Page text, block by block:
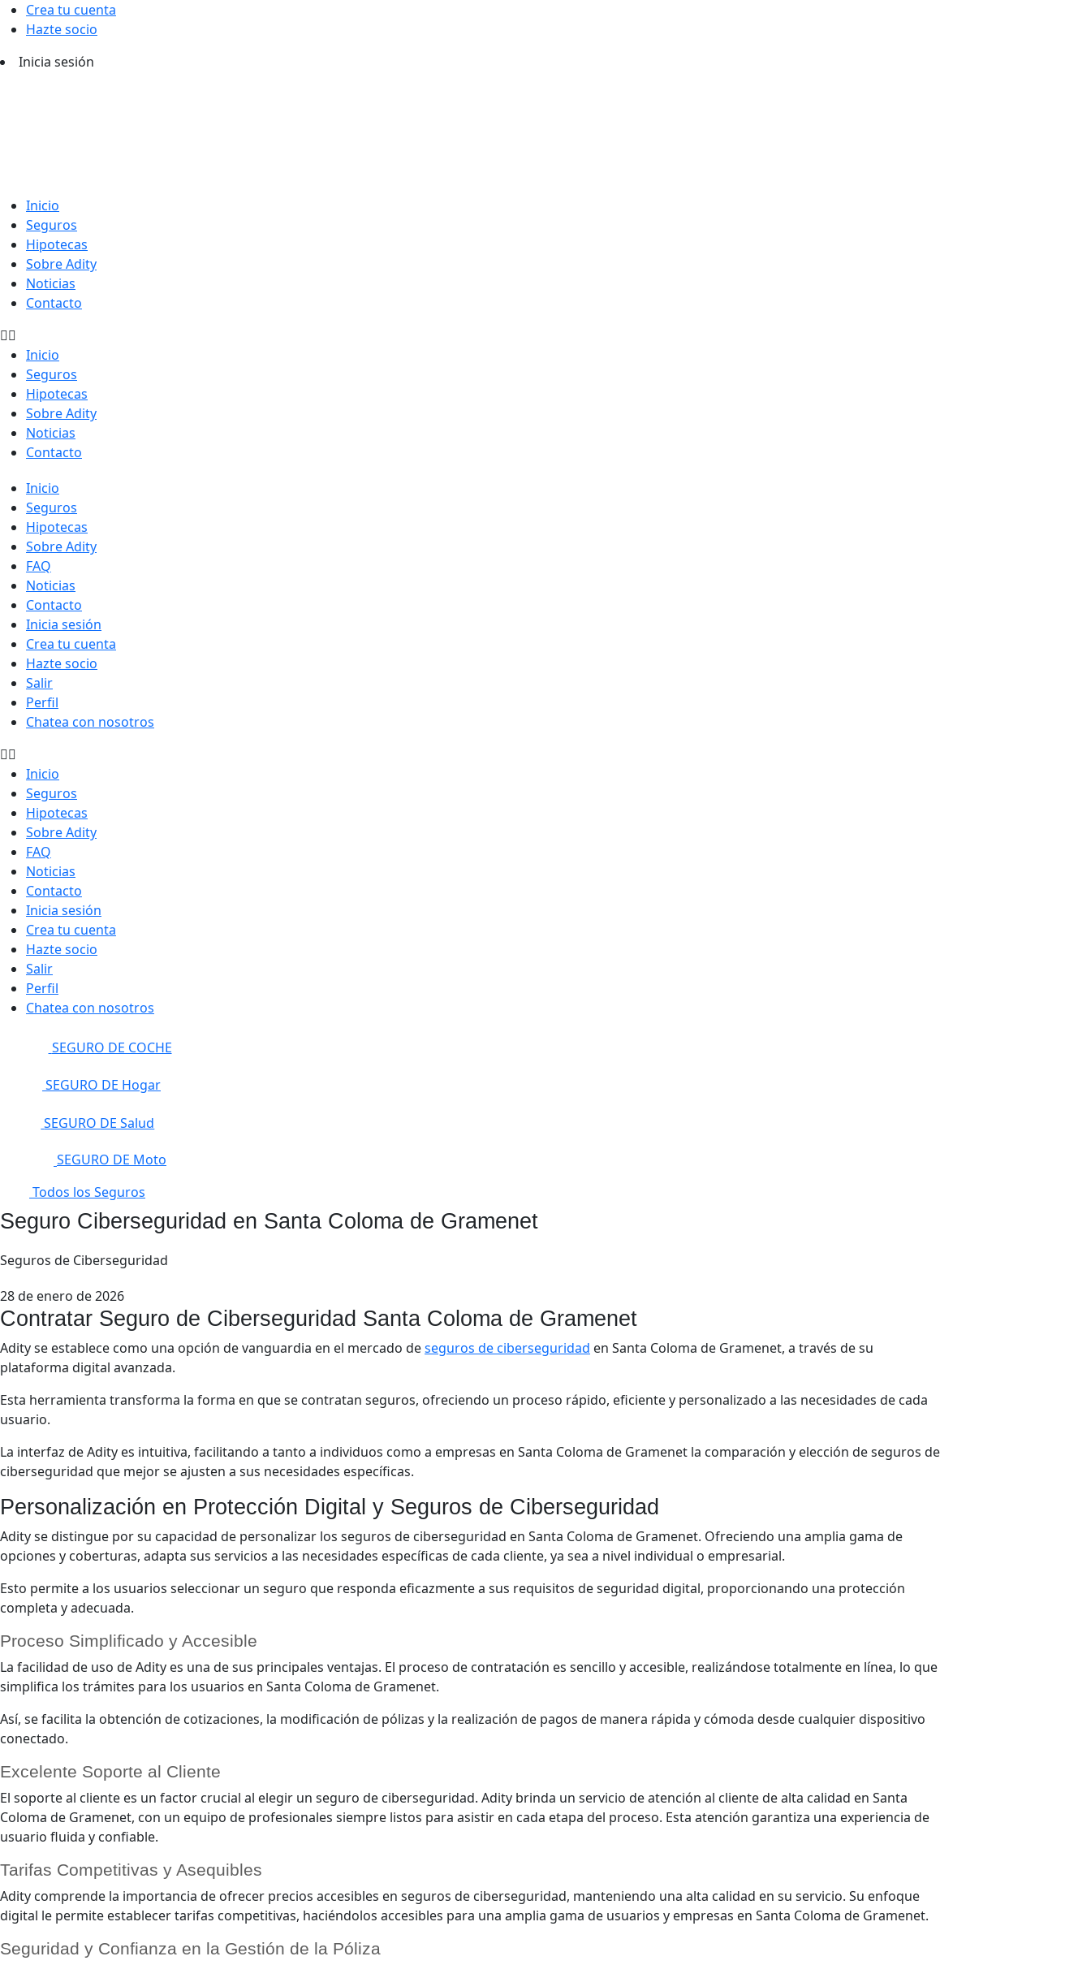
Crea tu cuenta
Hazte socio
Inicia sesión
Inicio
Seguros
Hipotecas
Sobre Adity
Noticias
Contacto
Inicio
Seguros
Hipotecas
Sobre Adity
Noticias
Contacto
Inicio
Seguros
Hipotecas
Sobre Adity
FAQ
Noticias
Contacto
Inicia sesión
Crea tu cuenta
Hazte socio
Salir
Perfil
Chatea con nosotros
Inicio
Seguros
Hipotecas
Sobre Adity
FAQ
Noticias
Contacto
Inicia sesión
Crea tu cuenta
Hazte socio
Salir
Perfil
Chatea con nosotros
SEGURO DE COCHE
SEGURO DE Hogar
SEGURO DE Salud
SEGURO DE Moto
Todos los Seguros
Seguro Ciberseguridad en Santa Coloma de Gramenet
Seguros de Ciberseguridad
28 de enero de 2026
Contratar Seguro de Ciberseguridad Santa Coloma de Gramenet
Adity se establece como una opción de vanguardia en el mercado deseguros de ciberseguridad en Santa Coloma de Gramenet, a través de su
plataforma digital avanzada.
Esta herramienta transforma la forma en que se contratan seguros, ofreciendo un proceso rápido, eficiente y personalizado a las necesidades de cada
usuario.
La interfaz de Adity es intuitiva, facilitando a tanto a individuos como a empresas en Santa Coloma de Gramenet la comparación y elección de seguros de
ciberseguridad que mejor se ajusten a sus necesidades específicas.
Personalización en Protección Digital y Seguros de Ciberseguridad
Adity se distingue por su capacidad de personalizar los seguros de ciberseguridad en Santa Coloma de Gramenet. Ofreciendo una amplia gama de
opciones y coberturas, adapta sus servicios a las necesidades específicas de cada cliente, ya sea a nivel individual o empresarial.
Esto permite a los usuarios seleccionar un seguro que responda eficazmente a sus requisitos de seguridad digital, proporcionando una protección
completa y adecuada.
Proceso Simplificado y Accesible
La facilidad de uso de Adity es una de sus principales ventajas. El proceso de contratación es sencillo y accesible, realizándose totalmente en línea, lo que
simplifica los trámites para los usuarios en Santa Coloma de Gramenet.
Así, se facilita la obtención de cotizaciones, la modificación de pólizas y la realización de pagos de manera rápida y cómoda desde cualquier dispositivo
conectado.
Excelente Soporte al Cliente
El soporte al cliente es un factor crucial al elegir un seguro de ciberseguridad. Adity brinda un servicio de atención al cliente de alta calidad en Santa
Coloma de Gramenet, con un equipo de profesionales siempre listos para asistir en cada etapa del proceso. Esta atención garantiza una experiencia de
usuario fluida y confiable.
Tarifas Competitivas y Asequibles
Adity comprende la importancia de ofrecer precios accesibles en seguros de ciberseguridad, manteniendo una alta calidad en su servicio. Su enfoque
digital le permite establecer tarifas competitivas, haciéndolos accesibles para una amplia gama de usuarios y empresas en Santa Coloma de Gramenet.
Seguridad y Confianza en la Gestión de la Póliza